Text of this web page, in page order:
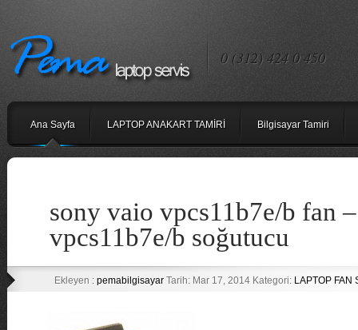
0 (312) 424 0 450
Ana Sayfa LAPTOP ANAKART TAMİRİ Bilgisayar Tamiri
sony vaio vpcs11b7e/b fan
vpcs11b7e/b soğutucu
Ekleyen : pemabilgisayarTarih: Mar 17, 2014 Kategori: LAPTOP FAN